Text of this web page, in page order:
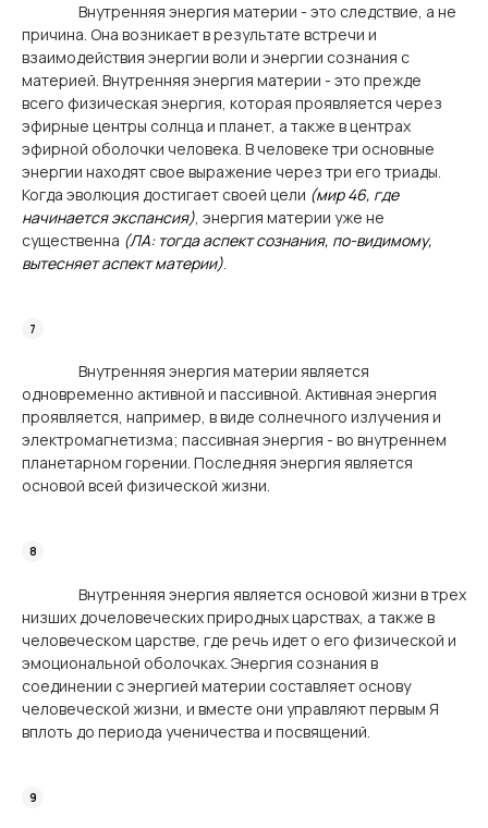
Внутренняя энергия материи - это следствие, а не
причина. Она возникает в результате встречи и
взаимодействия энергии воли и энергии сознания с
материей. Внутренняя энергия материи - это прежде
всего физическая энергия, которая проявляется через
эфирные центры солнца и планет, а также в центрах
эфирной оболочки человека. В человеке три основные
энергии находят свое выражение через три его триады.
Когда эволюция достигает своей цели (мир 46, где
начинается экспансия), энергия материи уже не
существенна (ЛА: тогда аспект сознания, по-видимому,
вытесняет аспект материи).
Внутренняя энергия материи является
одновременно активной и пассивной. Активная энергия
проявляется, например, в виде солнечного излучения и
электромагнетизма; пассивная энергия - во внутреннем
планетарном горении. Последняя энергия является
основой всей физической жизни.
Внутренняя энергия является основой жизни в трех
низших дочеловеческих природных царствах, а также в
человеческом царстве, где речь идет о его физической и
эмоциональной оболочках. Энергия сознания в
соединении с энергией материи составляет основу
человеческой жизни, и вместе они управляют первым Я
вплоть до периода ученичества и посвящений.